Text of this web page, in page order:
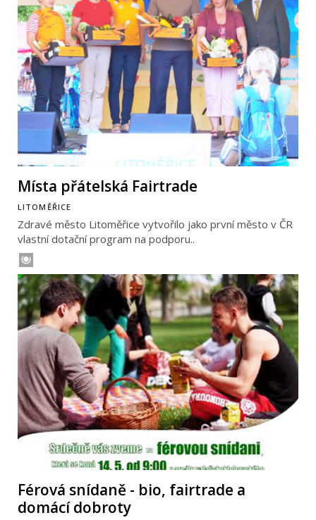
Místa přátelská Fairtrade
LITOMĚŘICE
Zdravé město Litoměřice vytvořilo jako první město v ČR
vlastní dotační program na podporu..
Férová snídaně - bio, fairtrade a
domácí dobroty